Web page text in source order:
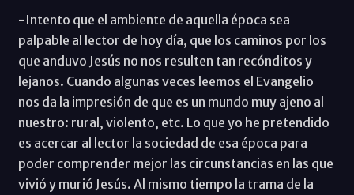
-Intento que el ambiente de aquella época sea
palpable al lector de hoy día, que los caminos por los
que anduvo Jesús no nos resulten tan recónditos y
lejanos. Cuando algunas veces leemos el Evangelio
nos da la impresión de que es un mundo muy ajeno al
nuestro: rural, violento, etc. Lo que yo he pretendido
es acercar al lector la sociedad de esa época para
poder comprender mejor las circunstancias en las que
vivió y murió Jesús. Al mismo tiempo la trama de la